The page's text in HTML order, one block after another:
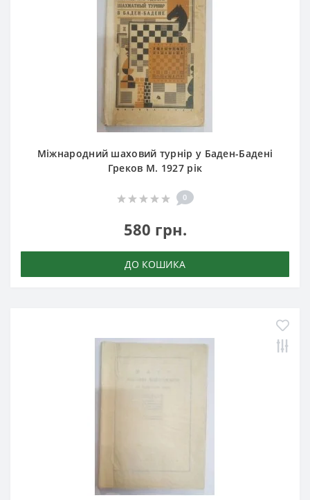
Міжнародний шаховий турнір у Баден-Бадені
Греков М. 1927 рік
0
580 грн.
ДО КОШИКА